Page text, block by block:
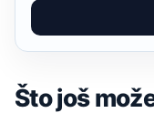
Što još